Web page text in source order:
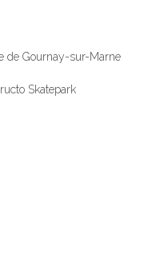
de Gournay-sur-Marne
Skatepark